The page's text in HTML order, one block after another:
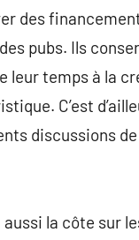
des
pubs. Ils
leur temps à la
C’est
discussions
la côte sur